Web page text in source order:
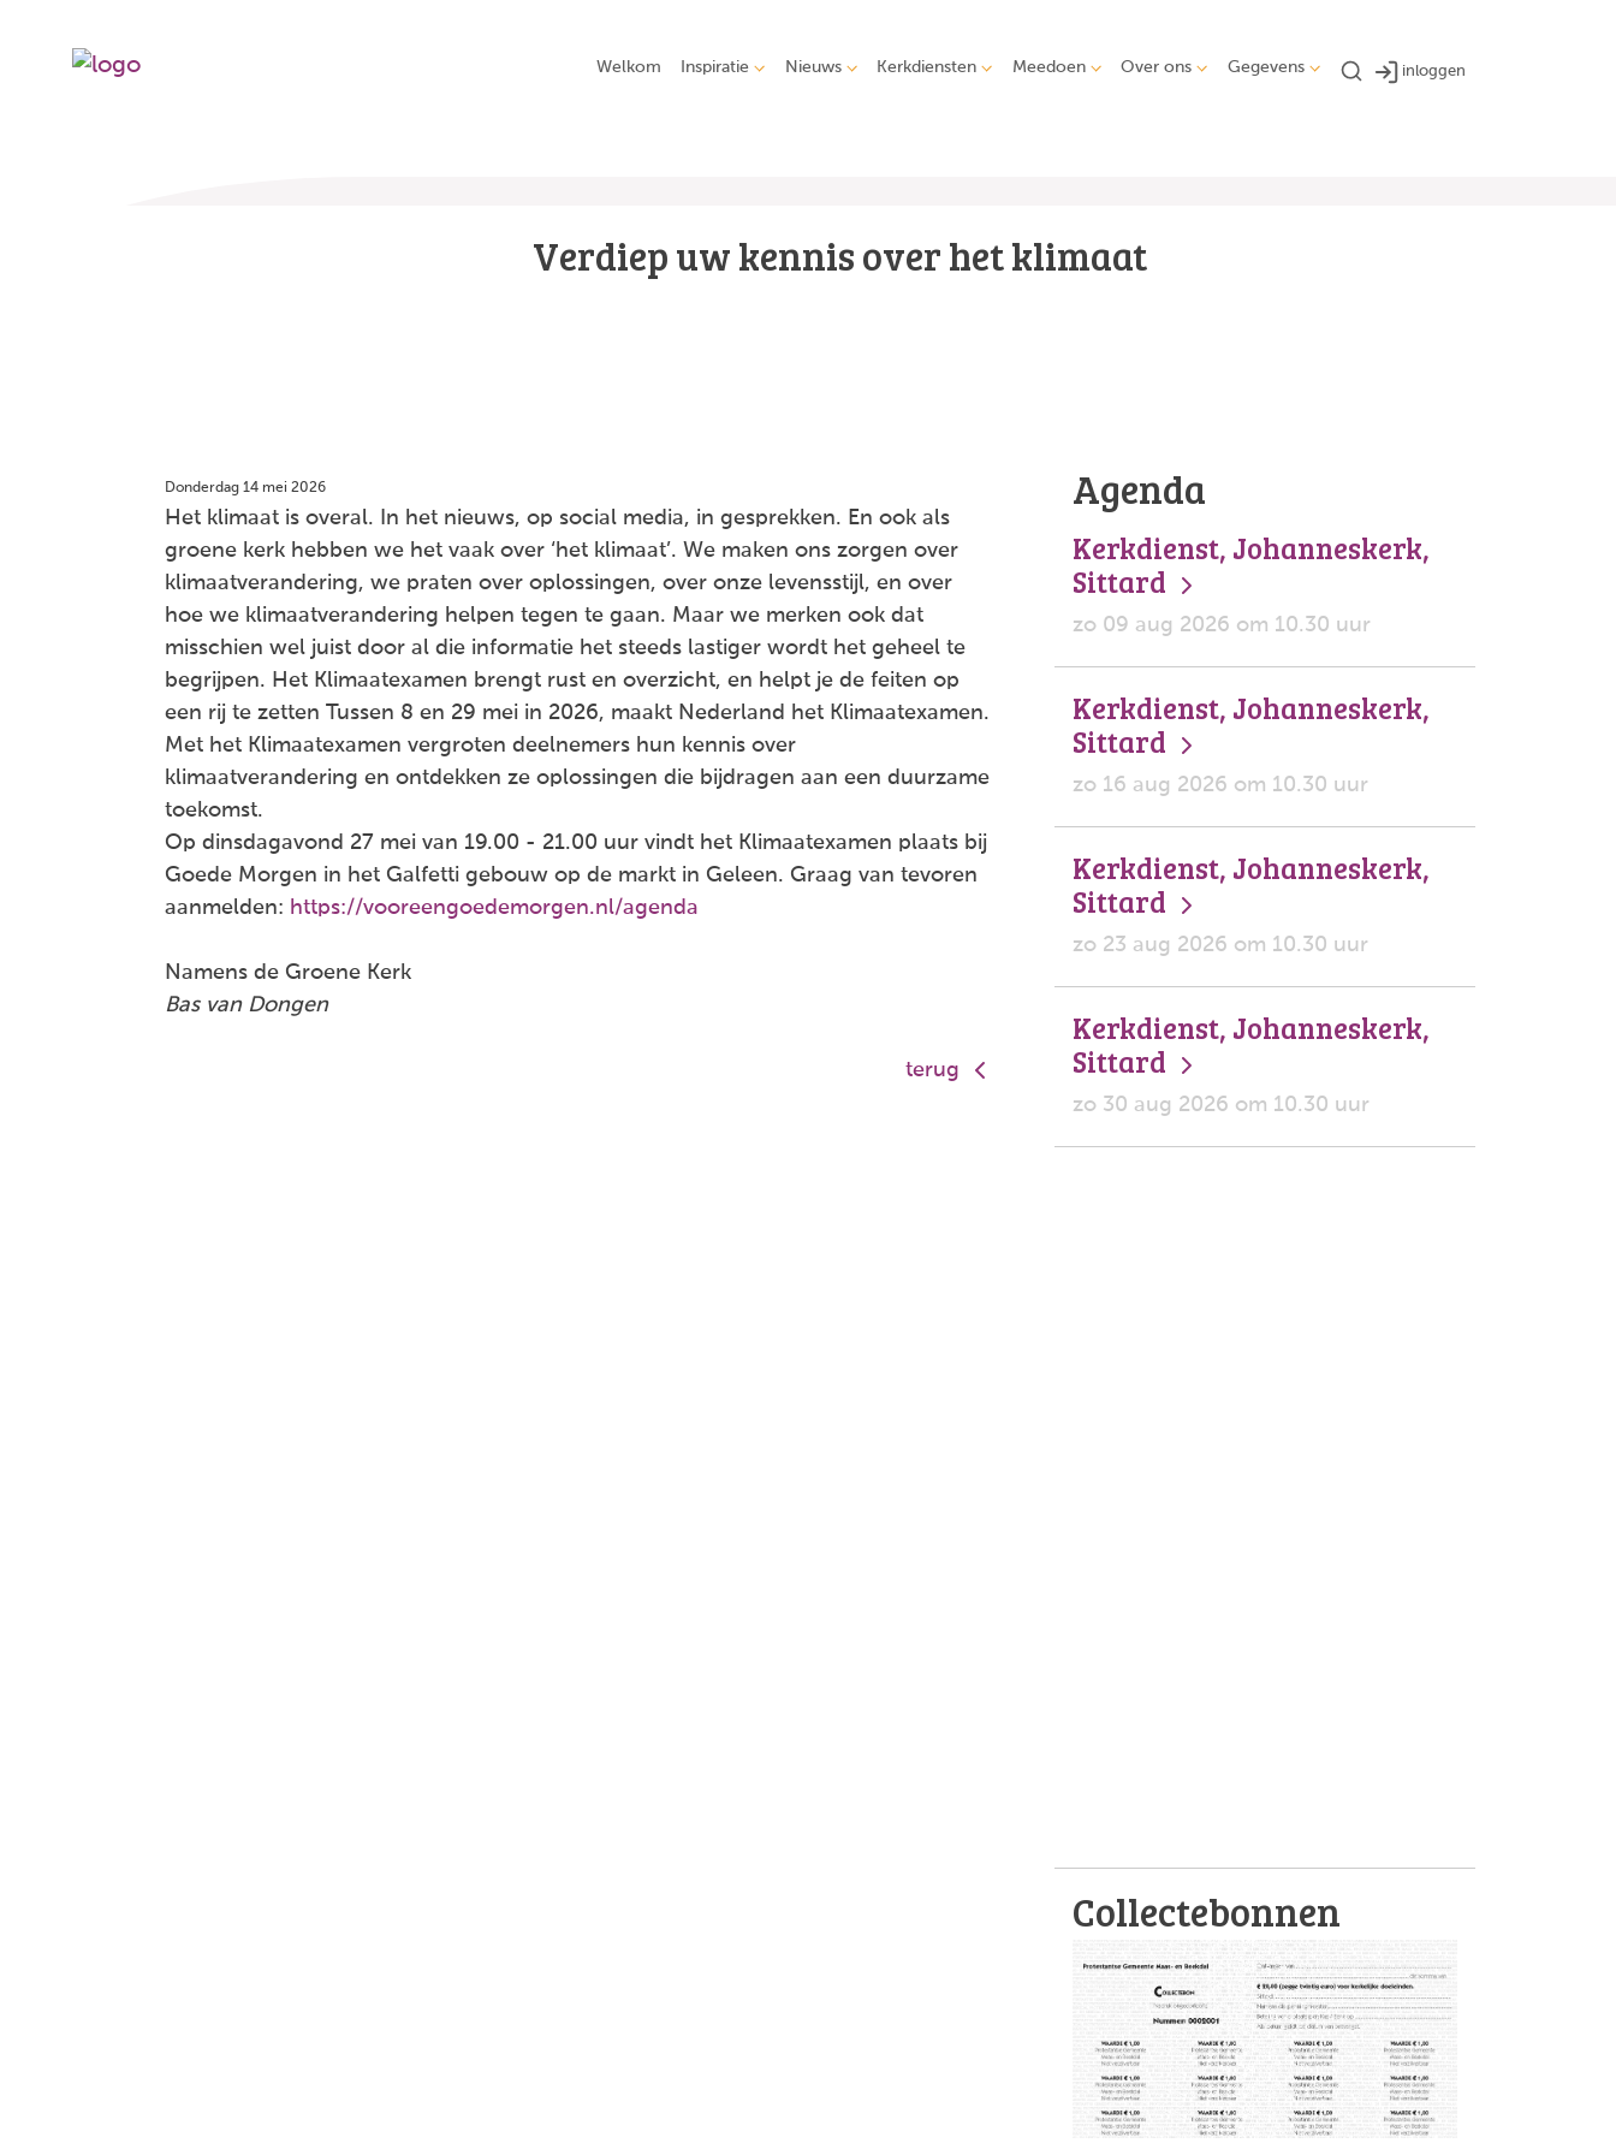
Welkom Inspiratie Nieuws Kerkdiensten Meedoen Over ons Gegevens inloggen
Verdiep uw kennis over het klimaat
Donderdag 14 mei 2026
Het klimaat is overal. In het nieuws, op social media, in gesprekken. En ook als
groene kerk hebben we het vaak over ‘het klimaat’. We maken ons zorgen over
klimaatverandering, we praten over oplossingen, over onze levensstijl, en over
hoe we klimaatverandering helpen tegen te gaan. Maar we merken ook dat
misschien wel juist door al die informatie het steeds lastiger wordt het geheel te
begrijpen. Het Klimaatexamen brengt rust en overzicht, en helpt je de feiten op
een rij te zetten Tussen 8 en 29 mei in 2026, maakt Nederland het Klimaatexamen.
Met het Klimaatexamen vergroten deelnemers hun kennis over
klimaatverandering en ontdekken ze oplossingen die bijdragen aan een duurzame
toekomst.
Op dinsdagavond 27 mei van 19.00 - 21.00 uur vindt het Klimaatexamen plaats bij
Goede Morgen in het Galfetti gebouw op de markt in Geleen. Graag van tevoren
aanmelden: https://vooreengoedemorgen.nl/agenda
Namens de Groene Kerk
Bas van Dongen
terug
Agenda
Kerkdienst, Johanneskerk,
Sittard
zo 09 aug 2026 om 10.30 uur
Kerkdienst, Johanneskerk,
Sittard
zo 16 aug 2026 om 10.30 uur
Kerkdienst, Johanneskerk,
Sittard
zo 23 aug 2026 om 10.30 uur
Kerkdienst, Johanneskerk,
Sittard
zo 30 aug 2026 om 10.30 uur
Collectebonnen